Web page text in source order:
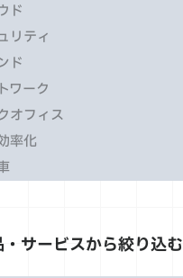
ド
リティ
ド
ワーク
オフィス
率化
サービスから絞り込む